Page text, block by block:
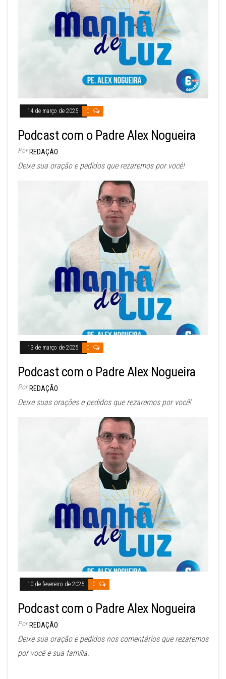
14 de março de 2025 0
Podcast com o Padre Alex Nogueira
Por REDAÇÃO
Deixe sua oração e pedidos que rezaremos por você!
13 de março de 2025 0
Podcast com o Padre Alex Nogueira
Por REDAÇÃO
Deixe suas orações e pedidos que rezaremos por você!
10 de fevereiro de 2025 0
Podcast com o Padre Alex Nogueira
Por REDAÇÃO
Deixe sua oração e pedidos nos comentários que rezaremos
por você e sua família.